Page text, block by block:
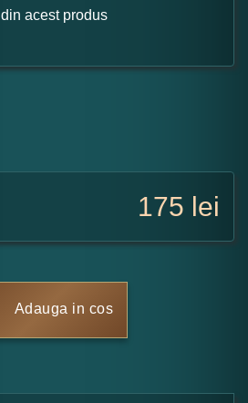
din acest produs
175 lei
Adauga in cos